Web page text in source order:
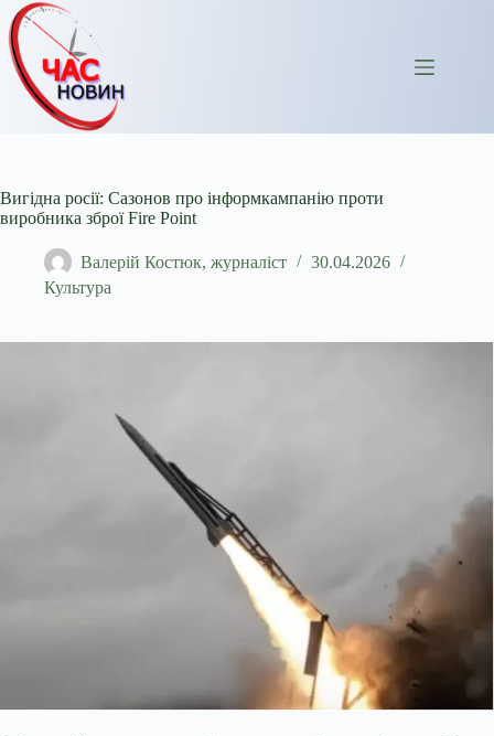
Перейти
до
вмісту
Вигідна росії: Сазонов про інформкампанію проти
виробника зброї Fire Point
Валерій Костюк, журналіст
30.04.2026
Культура